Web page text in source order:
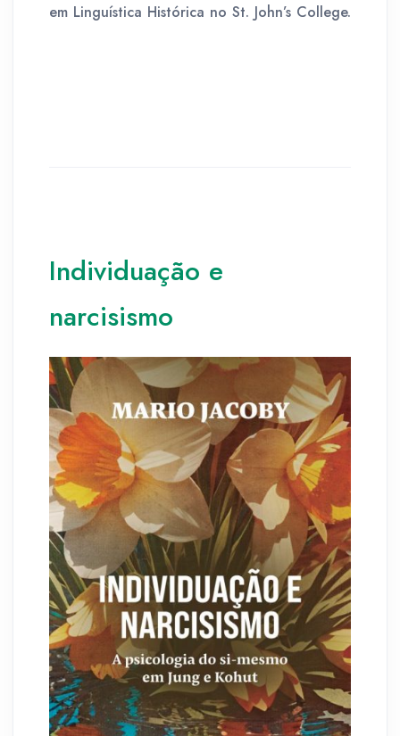
em Linguística Histórica no St. John’s College.
Individuação e
narcisismo